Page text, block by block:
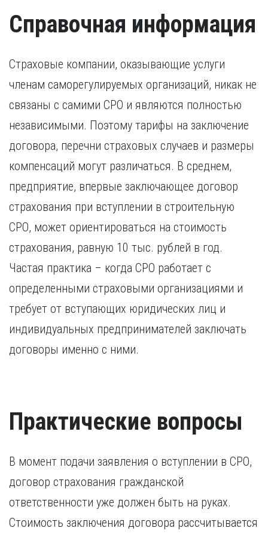
квалификации в течение последних пяти лет. В случае,
если повышение квалификации проходило за пределами
России, требуется копия свидетельства о признании
Справочная информация
Страховые компании, оказывающие услуги
членам саморегулируемых организаций, никак не
связаны с самими СРО и являются полностью
независимыми. Поэтому тарифы на заключение
договора, перечни страховых случаев и размеры
компенсаций могут различаться. В среднем,
предприятие, впервые заключающее договор
страхования при вступлении в строительную
СРО, может ориентироваться на стоимость
страхования, равную 10 тыс. рублей в год.
Частая практика – когда СРО работает с
определенными страховыми организациями и
требует от вступающих юридических лиц и
индивидуальных предпринимателей заключать
договоры именно с ними.
Практические вопросы
В момент подачи заявления о вступлении в СРО,
договор страхования гражданской
ответственности уже должен быть на руках.
Стоимость заключения договора рассчитывается